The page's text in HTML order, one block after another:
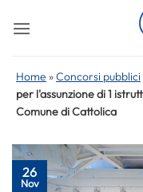
Home »Concorsi pubblici
per l'assunzione di 1
Comune di Cattolica
26
Nov